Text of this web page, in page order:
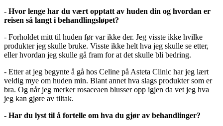
- Hvor lenge har du vært opptatt av huden din og hvordan er
reisen så langt i behandlingsløpet?
- Forholdet mitt til huden før var ikke der. Jeg visste ikke hvilke
produkter jeg skulle bruke. Visste ikke helt hva jeg skulle se etter,
eller hvordan jeg skulle gå fram for at det skulle bli bedring.
- Etter at jeg begynte å gå hos Celine på Asteta Clinic har jeg lært
veldig mye om huden min. Blant annet hva slags produkter som er
bra. Og når jeg merker rosaceaen blusser opp igjen da vet jeg hva
jeg kan gjøre av tiltak.
- Har du lyst til å fortelle om hva du gjør av behandlinger?